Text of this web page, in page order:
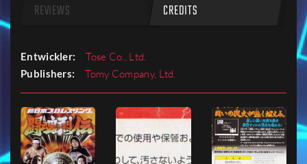
REVIEWS
CREDITS
Entwickler: Tose Co., Ltd.
Publishers: Tomy Company, Ltd.